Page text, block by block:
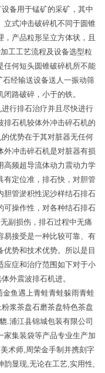
备用于锰矿的采矿，其中
立式冲击破碎机不同于圆锥
产品粒形呈立方体状，且
工工艺流程及设备选型粒
任何短头圆锥破碎机所不能
经输送设备送人一振动筛
路破碎，小于的铁。
行排石治疗并且尽快进行
排石机较体外冲击碎石机的
优势在于其对脏器无任何
外冲击碎石机是对脏器有损
高频超导流体动力震动力学
有定位准，排石快，对胆管
胆管淤积性泥沙样结石排石
可操作性，对各种结石排石
副损伤，排石过程中无痛
易接受是一种比较可靠、有
势和技术优势。所以是目
应症和治疗范围如下对于小
外震波排石机进。
鱼遇上青蛙青蛙躲雨青蛙
浆茶盘石磨茶盘特色茶盘
.浦江县锦城包装有限公司
家集装袋等产品专业生产加
术师,周荣金手制并携刻字
韵显现,无论在工艺,实用性,